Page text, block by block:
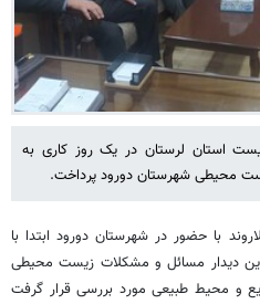
استان لرستان در یک روز کاری به
محیطی شهرستان دورود پرداخت.
با حضور در شهرستان دورود ابتدا با
این دیدار مسائل و مشکلات زیست محیطی
و محیط طبیعی مورد بررسی قرار گرفت